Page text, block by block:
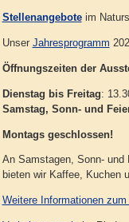
Stellenangeboteim
Unser Jahresprogramm
Öffnungszeiten der
Dienstag bis Freitag:
Samstag, Sonn- und
Montags geschlossen!
An Samstagen, Sonn- und
bieten wir Kaffee, Kuchen
Weitere Informationen